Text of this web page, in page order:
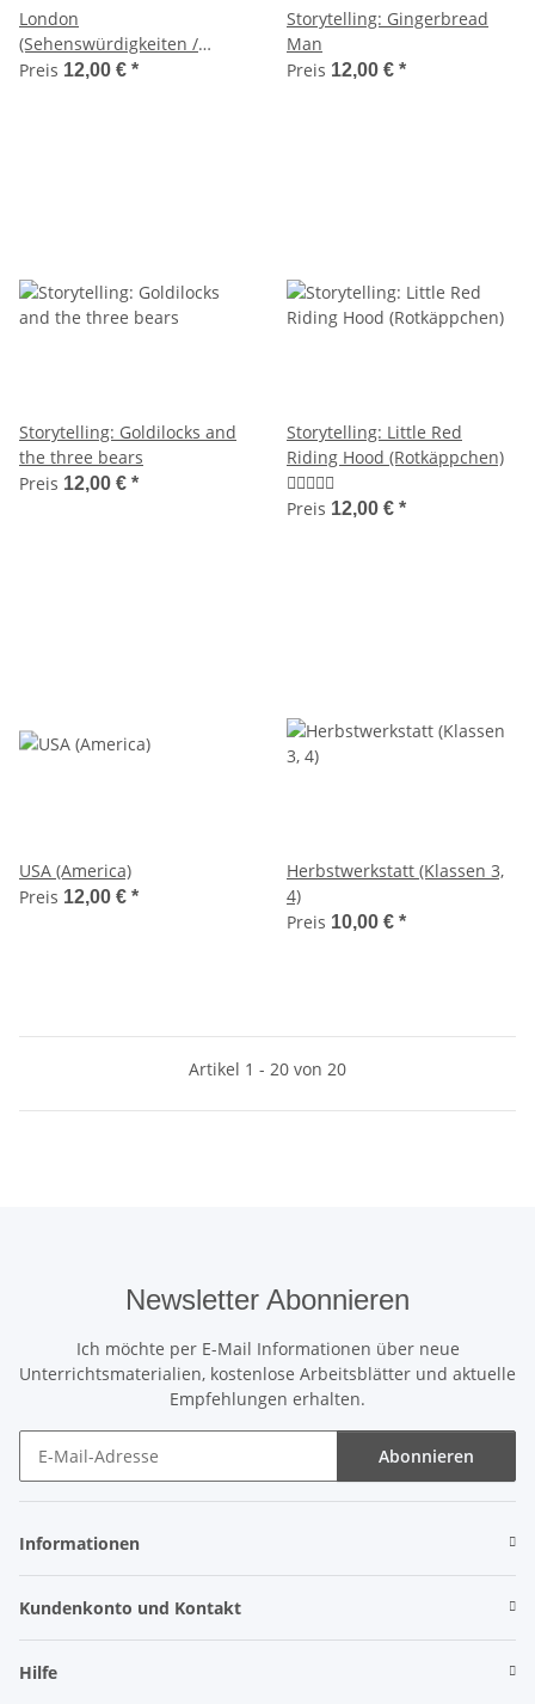
London
(Sehenswürdigkeiten /
London sights)
Preis 12,00 € *
Storytelling: Gingerbread
Man
Preis 12,00 € *
Storytelling: Goldilocks and
the three bears
Preis 12,00 € *
Storytelling: Little Red
Riding Hood (Rotkäppchen)
Preis 12,00 € *
USA (America)
Preis 12,00 € *
Herbstwerkstatt (Klassen 3,
4)
Preis 10,00 € *
Artikel 1 - 20 von 20
Newsletter Abonnieren
Ich möchte per E-Mail Informationen über neue
Unterrichtsmaterialien, kostenlose Arbeitsblätter und aktuelle
Empfehlungen erhalten.
Abonnieren
Informationen
Kundenkonto und Kontakt
Hilfe